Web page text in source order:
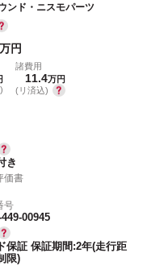
ンド・ニスモパーツ
万円
諸費用
11.4万円
(リ済込)
き
価書
号
449-00945
保証 保証期間:2年(走行距
限)